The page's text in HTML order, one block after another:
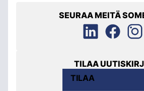
SEURAA MEITÄ
TILAA
TILAA